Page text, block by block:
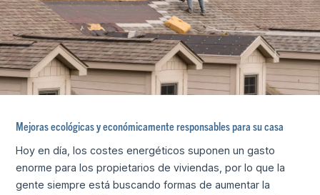
Mejoras ecológicas y económicamente responsables para su casa
Hoy en día, los costes energéticos suponen un gasto
enorme para los propietarios de viviendas, por lo que la
gente siempre está buscando formas de aumentar la